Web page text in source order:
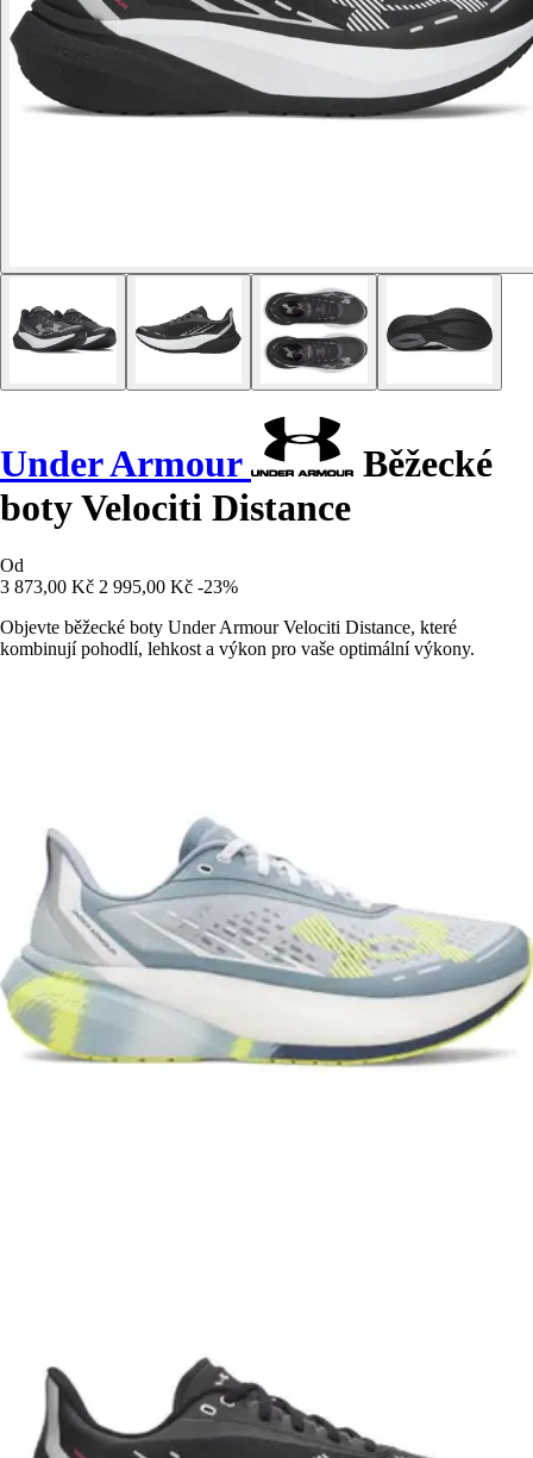
Under Armour
Běžecké
boty Velociti Distance
Od
3 873,00 Kč 2 995,00 Kč -23%
Objevte běžecké boty Under Armour Velociti Distance, které
kombinují pohodlí, lehkost a výkon pro vaše optimální výkony.